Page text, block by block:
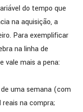
do tempo que
na aquisição, a
Para exemplificar
na linha de
vale mais a pena:
uma semana (com
na compra;